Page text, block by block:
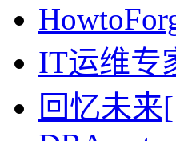
IT运维专
回忆未来